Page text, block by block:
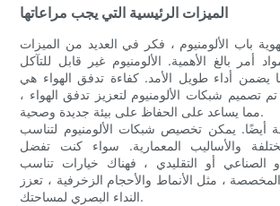
الميزات الرئيسية التي يجب مراعاتها
باب الألومنيوم ، فكر في العديد من الميزات
أمر بالغ الأهمية. الألومنيوم غير قابل للتآكل
يضمن أداء طويل الأمد. كفاءة تدفق الهواء هي
شبكات الألومنيوم لتعزيز تدفق الهواء ،
مما يساعد على الحفاظ على بيئة جديدة وصحية.
أيضًا. يمكن تخصيص شبكات الألومنيوم لتناسب
والأساليب المعمارية. سواء كنت تفضل
الصناعي أو التقليدي ، فهناك خيارات تناسب
، مثل الأنماط والأحجام الزخرفية ، تعزز
النداء البصري لمساحتك.